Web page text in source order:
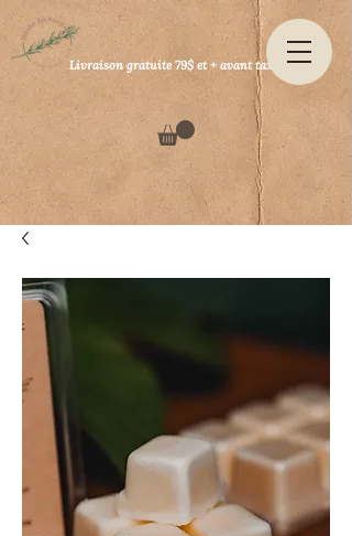
Livraison gratuite 79$ et + avant taxes